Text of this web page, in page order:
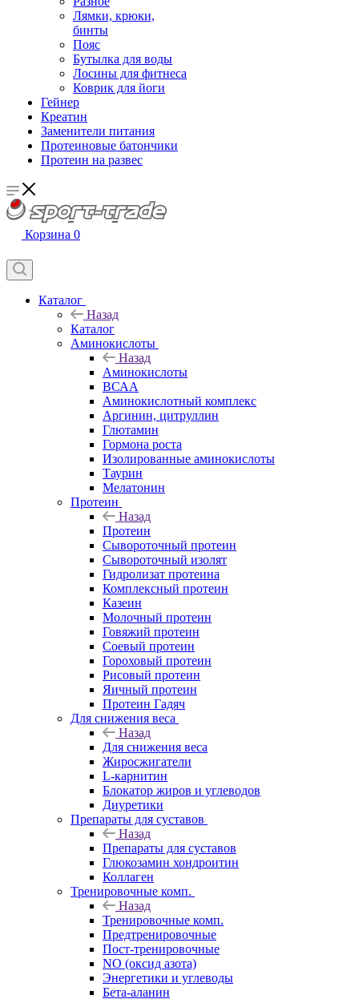
Лямки, крюки,
бинты
Пояс
Бутылка для воды
Лосины для фитнеса
Коврик для йоги
Гейнер
Креатин
Заменители питания
Протеиновые батончики
Протеин на развес
Корзина 0
Каталог
Назад
Каталог
Аминокислоты
Назад
Аминокислоты
ВСАА
Аминокислотный комплекс
Аргинин, цитруллин
Глютамин
Гормона роста
Изолированные аминокислоты
Таурин
Мелатонин
Протеин
Назад
Протеин
Сывороточный протеин
Сывороточный изолят
Гидролизат протеина
Комплексный протеин
Казеин
Молочный протеин
Говяжий протеин
Соевый протеин
Гороховый протеин
Рисовый протеин
Яичный протеин
Протеин Гадяч
Для снижения веса
Назад
Для снижения веса
Жиросжигатели
L-карнитин
Блокатор жиров и углеводов
Диуретики
Препараты для суставов
Назад
Препараты для суставов
Глюкозамин хондроитин
Коллаген
Тренировочные комп.
Назад
Тренировочные комп.
Предтренировочные
Пост-тренировочные
NO (оксид азота)
Энергетики и углеводы
Бета-аланин